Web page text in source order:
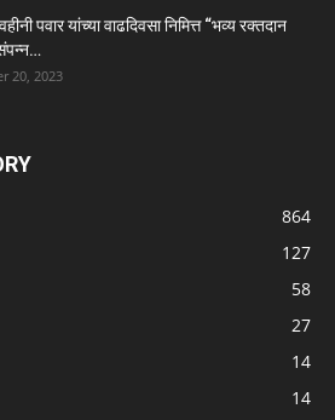
पवार यांच्या वाढदिवसा निमित्त “भव्य रक्तदान
20, 2023
864
127
58
27
14
14